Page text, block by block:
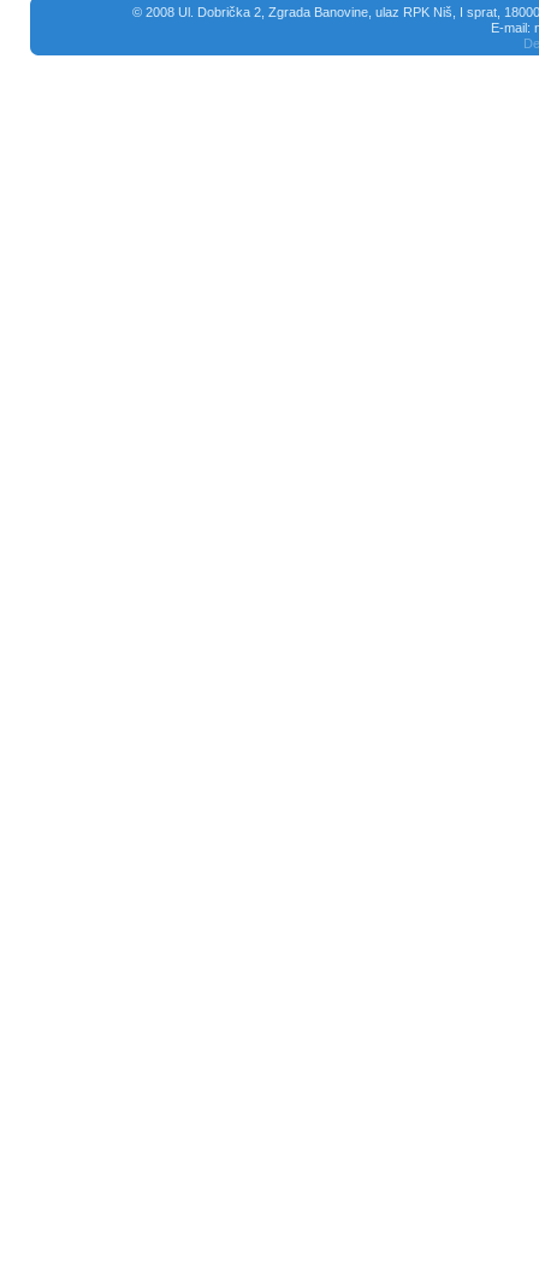
© 2008 Ul. Dobrička 2, Zgrada Banovine, ulaz RPK Niš, I sprat,
E-mail: